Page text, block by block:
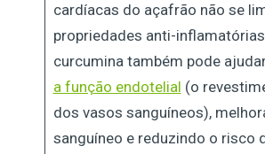
cardíacas do açafrão não se
propriedades anti-
curcumina também pode
a função endotelial (o
dos vasos sanguíneos),
sanguíneo e reduzindo o risco